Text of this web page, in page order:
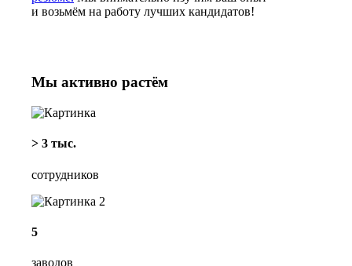
и возьмём на работу лучших кандидатов!
Мы активно растём
> 3 тыс.
сотрудников
5
заводов